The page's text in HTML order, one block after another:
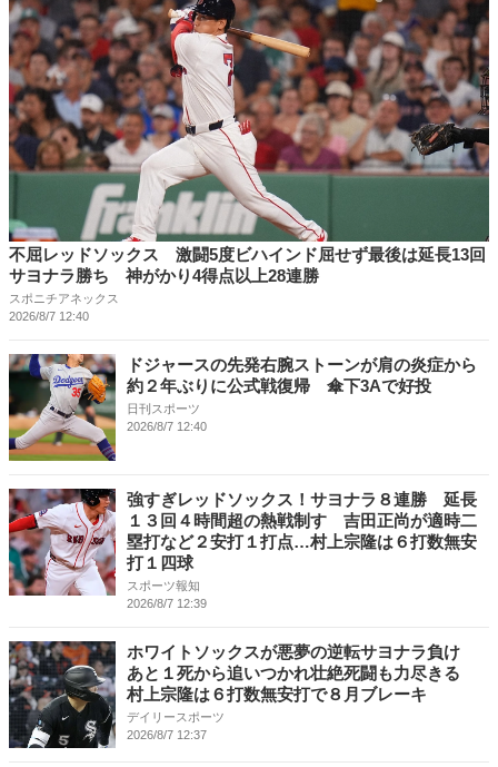
不屈レッドソックス 激闘5度ビハインド屈せず最後は延長13回
サヨナラ勝ち 神がかり4得点以上28連勝
スポニチアネックス
2026/8/7 12:40
ドジャースの先発右腕ストーンが肩の炎症から
約２年ぶりに公式戦復帰 傘下3Aで好投
日刊スポーツ
2026/8/7 12:40
強すぎレッドソックス！サヨナラ８連勝 延長
１３回４時間超の熱戦制す 吉田正尚が適時二
塁打など２安打１打点…村上宗隆は６打数無安
打１四球
スポーツ報知
2026/8/7 12:39
ホワイトソックスが悪夢の逆転サヨナラ負け
あと１死から追いつかれ壮絶死闘も力尽きる
村上宗隆は６打数無安打で８月ブレーキ
デイリースポーツ
2026/8/7 12:37